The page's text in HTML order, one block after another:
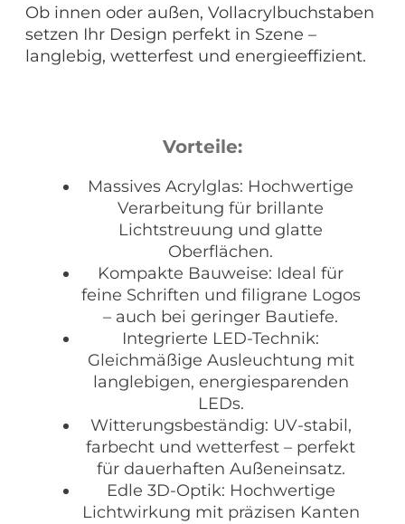
Ob innen oder außen, Vollacrylbuchstaben
setzen Ihr Design perfekt in Szene –
langlebig, wetterfest und energieeffizient.
Vorteile:
Massives Acrylglas: Hochwertige
Verarbeitung für brillante
Lichtstreuung und glatte
Oberflächen.
Kompakte Bauweise: Ideal für
feine Schriften und filigrane Logos
– auch bei geringer Bautiefe.
Integrierte LED-Technik:
Gleichmäßige Ausleuchtung mit
langlebigen, energiesparenden
LEDs.
Witterungsbeständig: UV-stabil,
farbecht und wetterfest – perfekt
für dauerhaften Außeneinsatz.
Edle 3D-Optik: Hochwertige
Lichtwirkung mit präzisen Kanten